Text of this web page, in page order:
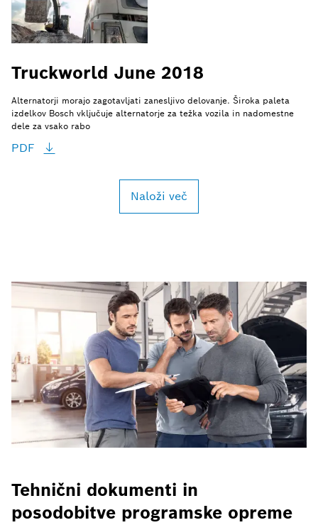
Truckworld June 2018
Alternatorji morajo zagotavljati zanesljivo delovanje. Široka paleta
izdelkov Bosch vključuje alternatorje za težka vozila in nadomestne
dele za vsako rabo
PDF
Naloži več
Tehnični dokumenti in
posodobitve programske opreme